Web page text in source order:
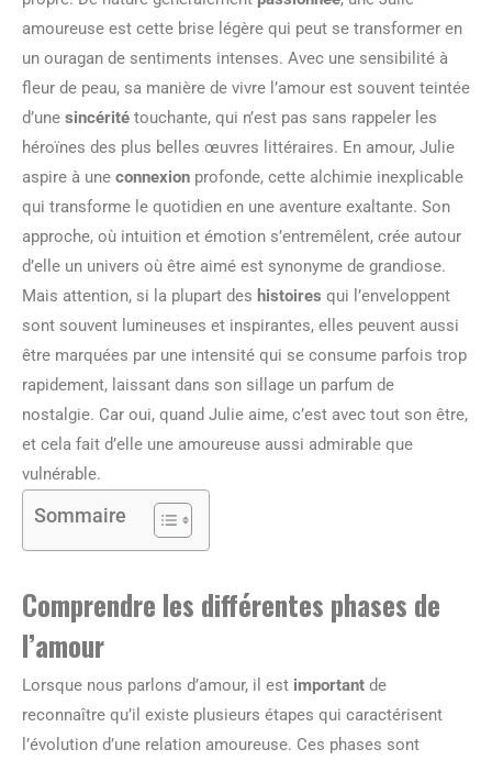
amoureuse est cette brise légère qui peut se transformer en
un ouragan de sentiments intenses. Avec une sensibilité à
fleur de peau, sa manière de vivre l’amour est souvent teintée
d’une sincérité touchante, qui n’est pas sans rappeler les
héroïnes des plus belles œuvres littéraires. En amour, Julie
aspire à une connexion profonde, cette alchimie inexplicable
qui transforme le quotidien en une aventure exaltante. Son
approche, où intuition et émotion s’entremêlent, crée autour
d’elle un univers où être aimé est synonyme de grandiose.
Mais attention, si la plupart des histoires qui l’enveloppent
sont souvent lumineuses et inspirantes, elles peuvent aussi
être marquées par une intensité qui se consume parfois trop
rapidement, laissant dans son sillage un parfum de
nostalgie. Car oui, quand Julie aime, c’est avec tout son être,
et cela fait d’elle une amoureuse aussi admirable que
vulnérable.
Sommaire
Comprendre les différentes phases de
l’amour
Lorsque nous parlons d’amour, il est important de
reconnaître qu’il existe plusieurs étapes qui caractérisent
l’évolution d’une relation amoureuse. Ces phases sont